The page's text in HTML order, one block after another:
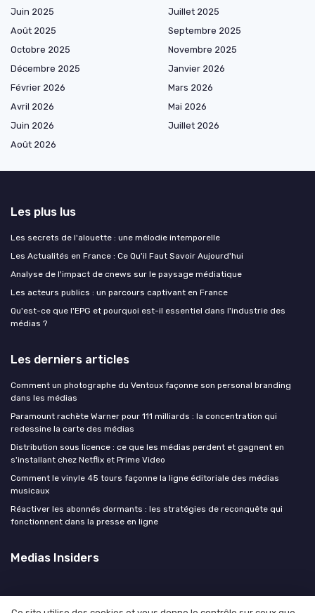
Juin 2025
Juillet 2025
Août 2025
Septembre 2025
Octobre 2025
Novembre 2025
Décembre 2025
Janvier 2026
Février 2026
Mars 2026
Avril 2026
Mai 2026
Juin 2026
Juillet 2026
Août 2026
Les plus lus
Les secrets de l'alouette : une mélodie intemporelle
Les Actualités en France : Ce Qu'il Faut Savoir Aujourd'hui
Analyse de l'impact de cnews sur le paysage médiatique
Les acteurs publics : un parcours captivant en France
Qu'est-ce que l'EPG et pourquoi est-il essentiel dans l'industrie des
médias ?
Les derniers articles
Comment un photographe du Ventoux façonne son personal branding
dans les médias
Paramount rachète Warner pour 111 milliards : la concentration qui
redessine la carte des médias
Distribution sous licence : ce que les médias perdent et gagnent en
s'installant chez Netflix et Prime Video
Comment le vinyle 45 tours façonne la ligne éditoriale des médias
musicaux
Réactiver les abonnés dormants : les stratégies de reconquête qui
fonctionnent dans la presse en ligne
Medias Insiders